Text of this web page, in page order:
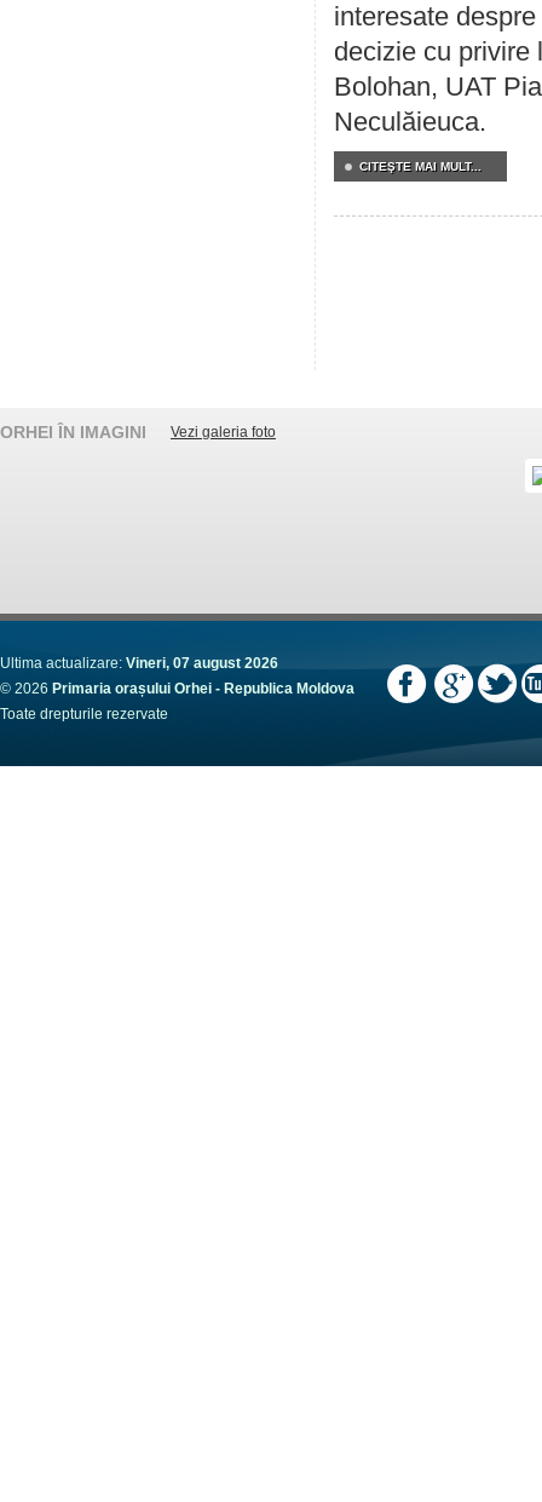
interesate
decizie cu privire
Bolohan, UAT
Neculăieuca.
CITEŞTE MAI MULT...
ORHEI ÎN IMAGINI Vezi galeria foto
Ultima actualizare: Vineri, 07 august 2026
© 2026 Primaria orașului Orhei - Republica Moldova
Toate drepturile rezervate